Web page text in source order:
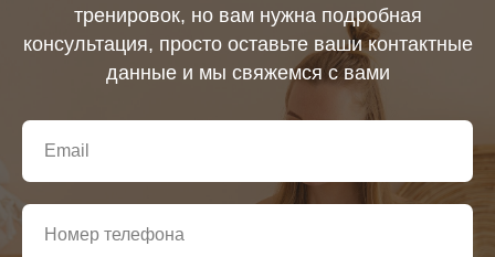
тренировок, но вам нужна подробная
консультация, просто оставьте ваши контактные
данные и мы свяжемся с вами